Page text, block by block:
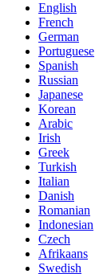
English
French
German
Portuguese
Spanish
Russian
Japanese
Korean
Arabic
Irish
Greek
Turkish
Italian
Danish
Romanian
Indonesian
Czech
Afrikaans
Swedish